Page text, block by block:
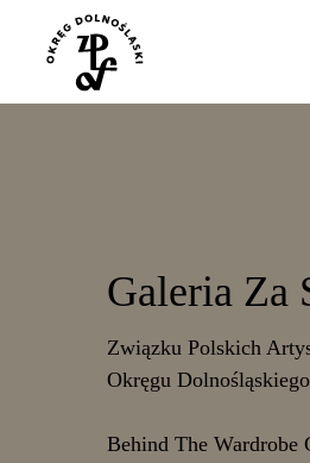
Hit enter to
Galeria Za
Związku Polskich
Okręgu Dolnośląskiego
Behind The Wardrobe